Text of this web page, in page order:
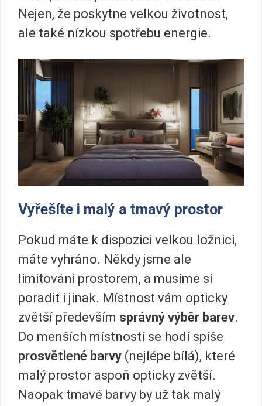
Nejen, že poskytne velkou životnost,
ale také nízkou spotřebu energie.
Vyřešíte i malý a tmavý prostor
Pokud máte k dispozici velkou ložnici,
máte vyhráno. Někdy jsme ale
limitováni prostorem, a musíme si
poradit i jinak. Místnost vám opticky
zvětší především správný výběr barev.
Do menších místností se hodí spíše
prosvětlené barvy (nejlépe bílá), které
malý prostor aspoň opticky zvětší.
Naopak tmavé barvy by už tak malý